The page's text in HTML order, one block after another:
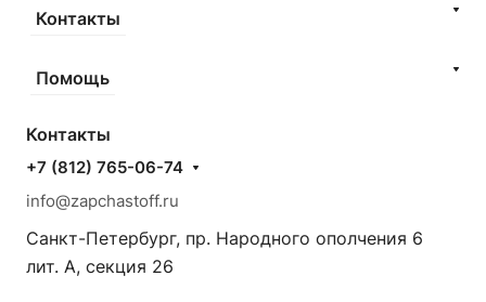
Контакты
Помощь
Контакты
+7 (812) 765-06-74
info@zapchastoff.ru
Санкт-Петербург, пр. Народного ополчения 6
лит. А, секция 26